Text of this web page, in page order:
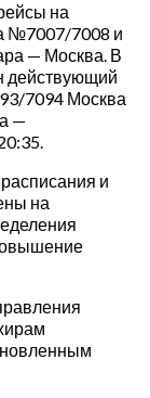
на
№7007/7008 и
— Москва. В
действующий
7094 Москва
—
и
на